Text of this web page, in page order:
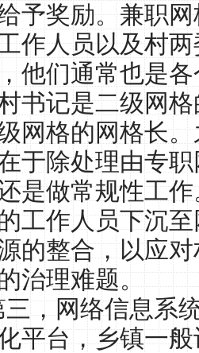
予奖励。兼职
作人员以及村
他们通常也是
书记是二级网
网格的网格长
于除处理由专
是做常规性工
工作人员下沉
的整合，以应
治理难题。
三，网络信息系
平台，乡镇一